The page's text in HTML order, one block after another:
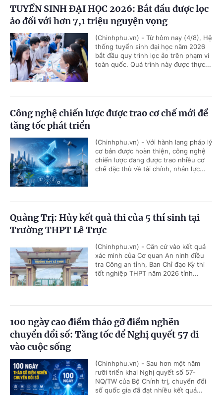
TUYỂN SINH ĐẠI HỌC 2026: Bắt đầu được lọc
ảo đối với hơn 7,1 triệu nguyện vọng
(Chinhphu.vn) - Từ hôm nay (4/8), Hệ
thống tuyển sinh đại học năm 2026
bắt đầu quy trình lọc ảo trên phạm vi
toàn quốc. Quá trình này được thực...
Công nghệ chiến lược được trao cơ chế mới để
tăng tốc phát triển
(Chinhphu.vn) - Với hành lang pháp lý
cơ bản được hoàn thiện, công nghệ
chiến lược đang được trao nhiều cơ
chế đặc thù về tài chính, nhân lực...
Quảng Trị: Hủy kết quả thi của 5 thí sinh tại
Trường THPT Lê Trực
(Chinhphu.vn) - Căn cứ vào kết quả
xác minh của Cơ quan An ninh điều
tra Công an tỉnh, Ban Chỉ đạo Kỳ thi
tốt nghiệp THPT năm 2026 tỉnh...
100 ngày cao điểm tháo gỡ điểm nghẽn
chuyển đổi số: Tăng tốc để Nghị quyết 57 đi
vào cuộc sống
(Chinhphu.vn) - Sau hơn một năm
rưỡi triển khai Nghị quyết số 57-
NQ/TW của Bộ Chính trị, chuyển đổi
số quốc gia đã đạt nhiều kết quả...